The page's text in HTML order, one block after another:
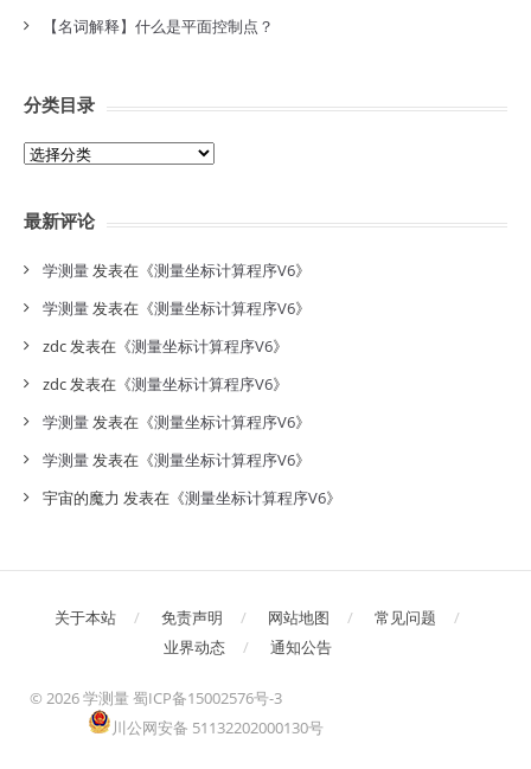
【名词解释】什么是平面控制点？
分类目录
分
录
最新评论
学测量发表在《测量坐标计算程序V6》
学测量发表在《测量坐标计算程序V6》
zdc发表在《测量坐标计算程序V6》
zdc发表在《测量坐标计算程序V6》
学测量发表在《测量坐标计算程序V6》
学测量发表在《测量坐标计算程序V6》
宇宙的魔力 发表在《测量坐标计算程序V6》
关于本站 免责声明 网站地图
常见问题
业界动态
通知公告
© 2026 学测量 蜀ICP备15002576号-3
川公网安备 51132202000130号